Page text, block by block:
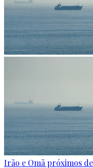
Irão e Omã próximos